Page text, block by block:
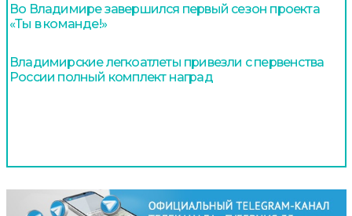
Во Владимире завершился первый сезон проекта
«Ты в команде!»
Владимирские легкоатлеты привезли с первенства
России полный комплект наград